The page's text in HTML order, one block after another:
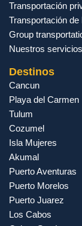
Transportación
Transportación de
Group
Nuestros servicios
Destinos
Cancun
Playa del Carmen
Tulum
Cozumel
Isla Mujeres
Akumal
Puerto Aventuras
Puerto Morelos
Puerto Juarez
Los Cabos